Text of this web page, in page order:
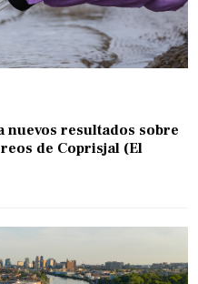
nuevos resultados sobre
de Coprisjal (El